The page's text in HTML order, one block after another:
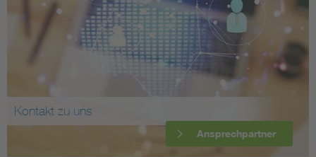
Kontakt zu uns
Ansprechpartner